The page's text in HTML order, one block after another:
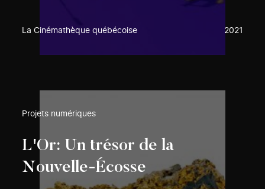
La Cinémathèque québécoise 2021
Projets numériques
L'Or: Un trésor de la
Nouvelle-Écosse